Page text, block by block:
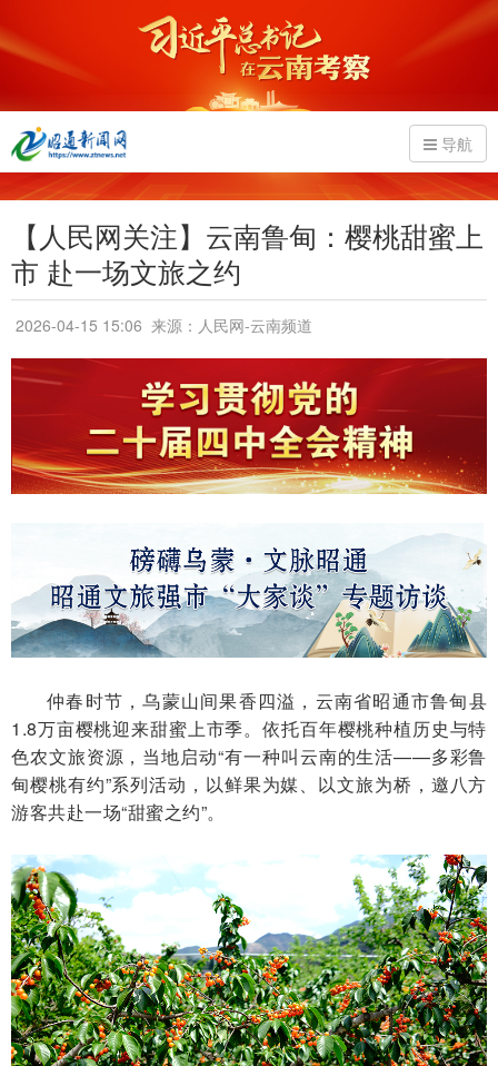
导航
【人民网关注】云南鲁甸：樱桃甜蜜上
市 赴一场文旅之约
2026-04-15 15:06 来源：人民网-云南频道
仲春时节，乌蒙山间果香四溢，云南省昭通市鲁甸县
1.8万亩樱桃迎来甜蜜上市季。依托百年樱桃种植历史与特
色农文旅资源，当地启动“有一种叫云南的生活——多彩鲁
甸樱桃有约”系列活动，以鲜果为媒、以文旅为桥，邀八方
游客共赴一场“甜蜜之约”。